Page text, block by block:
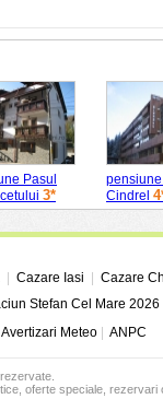
Pasul
3*
Cindrel
Cazare Iasi
Cazare
Stefan Cel Mare 2026
Avertizari Meteo ANPC
oferte speciale, rezervari